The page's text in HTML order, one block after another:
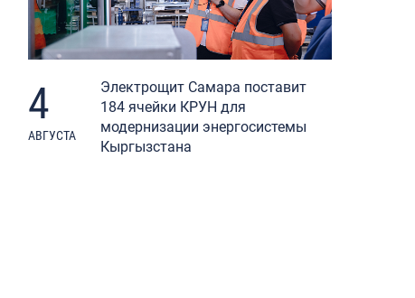
4
АВГУСТА
Электрощит Самара поставит
184 ячейки КРУН для
модернизации энергосистемы
Кыргызстана